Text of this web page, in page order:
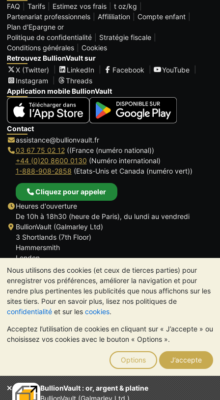
Nous utilisons des cookies (et ceux de tierces parties) pour
enregistrer vos préférences, améliorer la navigation et pour
rendre plus pertinentes les publicités que nous affichons sur les
sites tiers. Pour en savoir plus, lisez nos politiques de
confidentialité et sur les cookies.
Acceptez l’utilisation de cookies en cliquant sur « J’accepte » ou
choisissez vos cookies avec le bouton « Options ».
Options J’accepte
BullionVault : or, argent & platine
BullionVault (Galmarley Ltd.)
FAQ
Tarifs Estimez vos frais
t oz/kg
Partenariat professionnels
Affililiation
Compte enfant
Plan d'Epargne or
Politique de confidentialité
Stratégie fiscale
Conditions générales
Cookies
Retrouvez BullionVault sur
X (Twitter)
LinkedIn Facebook
YouTube
Instagram
Threads
Application mobile BullionVault
Contact
assistance@bullionvault.fr
03 67 75 02 12((France (numéro national))
+44 (0)20 8600 0130 (Numéro international)
1-888-908-2858 (Etats-Unis et Canada (numéro vert))
Cliquez pour appeler
Heures d'ouverture
De 10h à 18h30 (heure de Paris), du lundi au vendredi
BullionVault (Galmarley Ltd)
3 Shortlands (7th Floor)
Hammersmith
London
W6 8DA
ROYAUME UNI
TrustScore 4.6 | 534 avis
VEUILLEZ NOTER: La valeur des métaux précieux peut aussi
bien baisser qu'augmenter. Les tendances historiques ne
garantissent pas l'évolution future des cours. Rien sur les sites
Internet de BullionVault ou dans ses communications ne
constitue un conseil en investissement. Demander l'avis d'un
professionnel est à envisager pour déterminer si la possession